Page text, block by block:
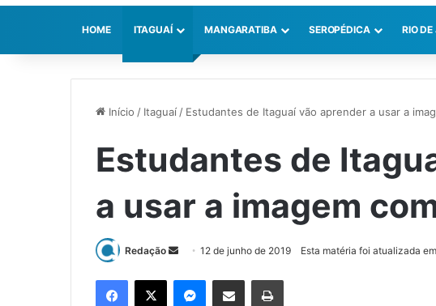
HOME ITAGUAÍ MANGARATIBA SEROPÉDICA RIO
Início / Itaguaí/ Estudantes de Itaguaí vão aprender a usar a
Estudantes de
a usar a imagem
Redação 12 de junho de 2019 Esta matéria foi atualizada